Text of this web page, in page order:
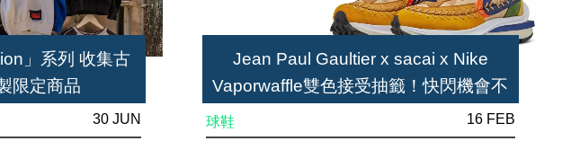
」系列 收集古
限定商品
30 JUN
Jean Paul Gaultier x sacai x Nike
Vaporwaffle雙色接受抽籤！快閃機會不
球鞋 16 FEB